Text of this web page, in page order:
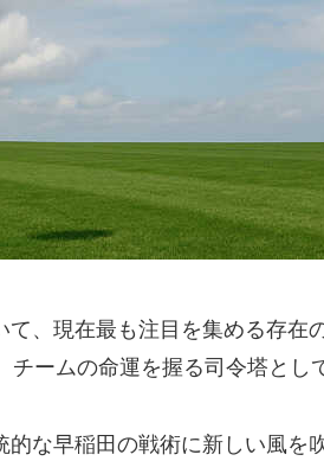
、現在最も注目を集める存在
ームの命運を握る司令塔とし
な早稲田の戦術に新しい風を